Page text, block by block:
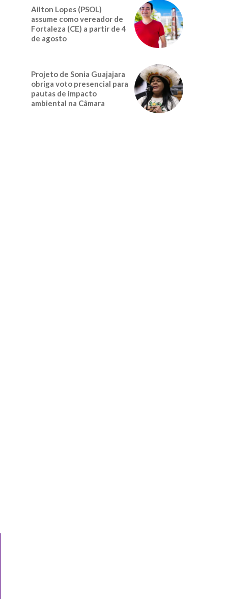
Ailton Lopes (PSOL)
assume como vereador de
Fortaleza (CE) a partir de 4
de agosto
Projeto de Sonia Guajajara
obriga voto presencial para
pautas de impacto
ambiental na Câmara